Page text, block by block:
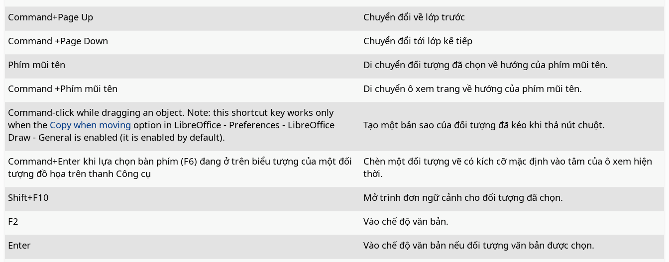
Command+Page Up
Chuyển đổi về lớp trước
Command +Page Down
Chuyển đổi tới lớp kế tiếp
Phím mũi tên
Di chuyển đối tượng đã chọn về hướng của phím mũi tên.
Command +Phím mũi tên
Di chuyển ô xem trang về hướng của phím mũi tên.
Command-click while dragging an object. Note: this shortcut key works only
when the Copy when moving option in LibreOffice - Preferences - LibreOffice
Draw - General is enabled (it is enabled by default).
Tạo một bản sao của đối tượng đã kéo khi thả nút chuột.
Command+Enter khi lựa chọn bàn phím (F6) đang ở trên biểu tượng của một đối
tượng đồ họa trên thanh Công cụ
Chèn một đối tượng vẽ có kích cỡ mặc định vào tâm của ô xem hiện
thời.
Shift+F10
Mở trình đơn ngữ cảnh cho đối tượng đã chọn.
F2
Vào chế độ văn bản.
Enter
Vào chế độ văn bản nếu đối tượng văn bản được chọn.